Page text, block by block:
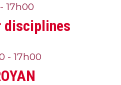
- 17h00
disciplines
- 17h00